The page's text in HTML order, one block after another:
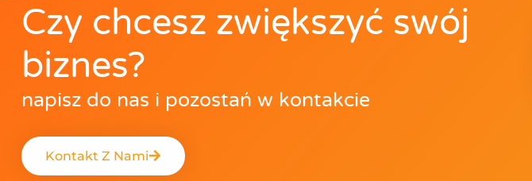
Czy chcesz zwiększyć swój
biznes?
napisz do nas i pozostań w kontakcie
Kontakt Z Nami